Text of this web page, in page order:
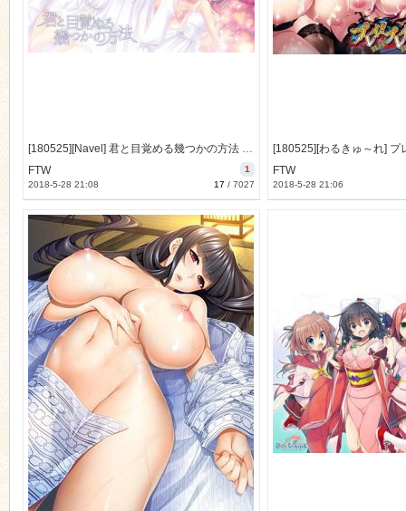
[180525][Navel] 君と目覚める幾つかの方法 [183M Lossless] [997904]
1
FTW
17 / 7027
2018-5-28 21:08
FTW
2018-5-28 21:06